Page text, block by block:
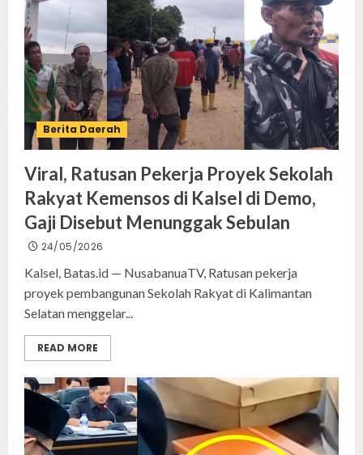
Berita Daerah
Viral, Ratusan Pekerja Proyek Sekolah
Rakyat Kemensos di Kalsel di Demo,
Gaji Disebut Menunggak Sebulan
24/05/2026
Kalsel, Batas.id — NusabanuaTV, Ratusan pekerja
proyek pembangunan Sekolah Rakyat di Kalimantan
Selatan menggelar...
READ MORE